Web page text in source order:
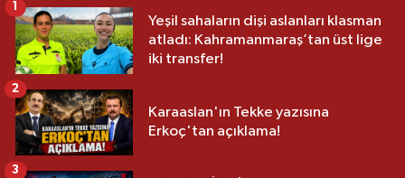
Yeşil sahaların dişi aslanları klasman
atladı: Kahramanmaraş’tan üst lige
iki transfer!
Karaaslan'ın Tekke yazısına
Erkoç'tan açıklama!
2
3